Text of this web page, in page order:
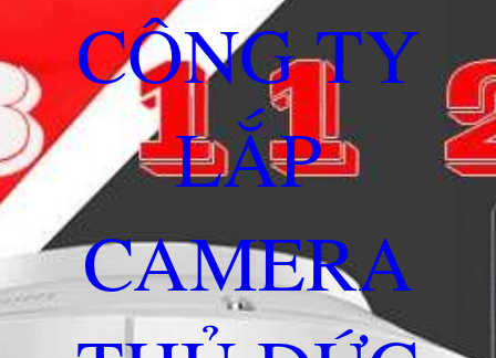
CÔNG TY
LẮP
CAMERA